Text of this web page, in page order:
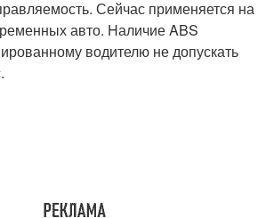
Сейчас применяется на
авто. Hаличие ABS
водителю не допускать